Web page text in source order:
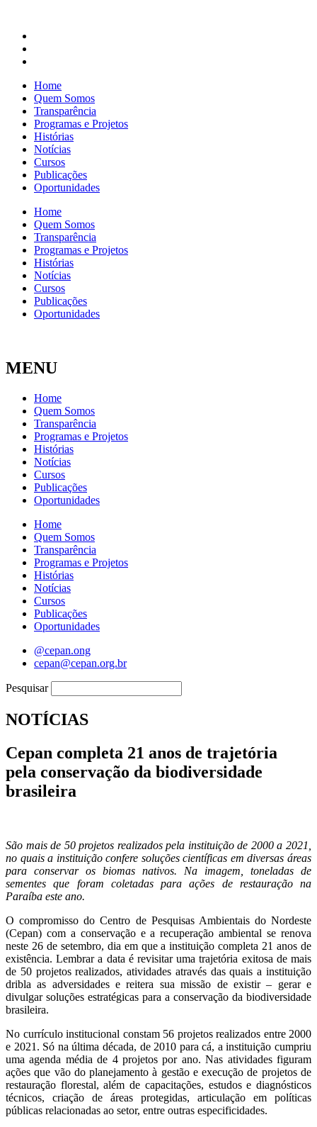
Home
Quem Somos
Transparência
Programas e Projetos
Histórias
Notícias
Cursos
Publicações
Oportunidades
Home
Quem Somos
Transparência
Programas e Projetos
Histórias
Notícias
Cursos
Publicações
Oportunidades
MENU
Home
Quem Somos
Transparência
Programas e Projetos
Histórias
Notícias
Cursos
Publicações
Oportunidades
Home
Quem Somos
Transparência
Programas e Projetos
Histórias
Notícias
Cursos
Publicações
Oportunidades
@cepan.ong
cepan@cepan.org.br
Pesquisar
NOTÍCIAS
Cepan completa 21 anos de trajetória
pela conservação da biodiversidade
brasileira
São mais de 50 projetos realizados pela instituição de 2000 a 2021,
no quais a instituição confere soluções científicas em diversas áreas
para conservar os biomas nativos. Na imagem, toneladas de
sementes que foram coletadas para ações de restauração na
Paraíba este ano.
O compromisso do Centro de Pesquisas Ambientais do Nordeste
(Cepan) com a conservação e a recuperação ambiental se renova
neste 26 de setembro, dia em que a instituição completa 21 anos de
existência. Lembrar a data é revisitar uma trajetória exitosa de mais
de 50 projetos realizados, atividades através das quais a instituição
dribla as adversidades e reitera sua missão de existir – gerar e
divulgar soluções estratégicas para a conservação da biodiversidade
brasileira.
No currículo institucional constam 56 projetos realizados entre 2000
e 2021. Só na última década, de 2010 para cá, a instituição cumpriu
uma agenda média de 4 projetos por ano. Nas atividades figuram
ações que vão do planejamento à gestão e execução de projetos de
restauração florestal, além de capacitações, estudos e diagnósticos
técnicos, criação de áreas protegidas, articulação em políticas
públicas relacionadas ao setor, entre outras especificidades.